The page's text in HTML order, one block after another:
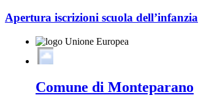
Apertura iscrizioni scuola dell’infanzia
Comune di Monteparano